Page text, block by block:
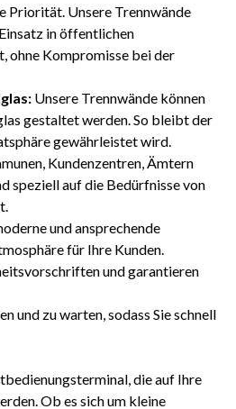
Priorität. Unsere Trennwände
in öffentlichen
ohne Kompromisse bei der
Unsere Trennwände können
gestaltet werden. So bleibt der
gewährleistet wird.
Kundenzentren, Ämtern
speziell auf die Bedürfnisse von
und ansprechende
für Ihre Kunden.
und garantieren
und zu warten, sodass Sie schnell
die auf Ihre
Ob es sich um kleine